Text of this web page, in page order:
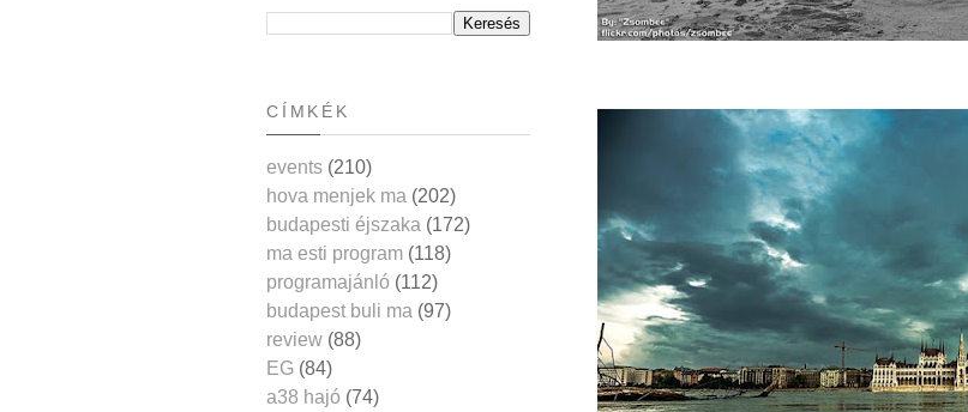
CÍMKÉK
events (210)
hova menjek ma (202)
budapesti éjszaka (172)
ma esti program (118)
programajánló (112)
budapest buli ma (97)
review (88)
EG (84)
a38 hajó (74)